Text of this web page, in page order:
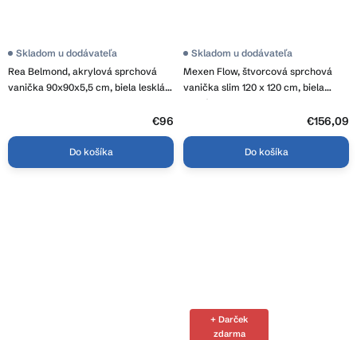
Rea Belmond, akrylová sprchová
vanička 90x90x5,5 cm, biela lesklá,
Skladom u dodávateľa
€96
Do košíka
Mexen Flow, štvorcová sprchová
vanička slim 120 x 120 cm, biela
lesklá, 46S101212
Skladom u dodávateľa
€156,09
Do košíka
+ Darček
zdarma